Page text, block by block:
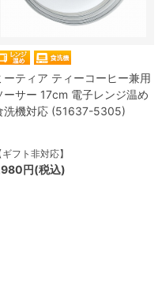
ーティア ティーコーヒー兼用
ーサー 17cm 電子レンジ温め
洗機対応 (51637-5305)
ギフト非対応】
円(税込)